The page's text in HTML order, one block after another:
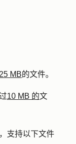
25 MB的文件。
10 MB 的文
支持以下文件